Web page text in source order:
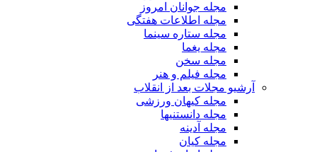
مجله جوانان امروز
مجله اطلاعات هفتگی
مجله ستاره سینما
مجله یغما
مجله سخن
مجله فیلم و هنر
آرشیو مجلات بعد از انقلاب
مجله کیهان ورزشی
مجله دانستنیها
مجله آدینه
مجله کیان